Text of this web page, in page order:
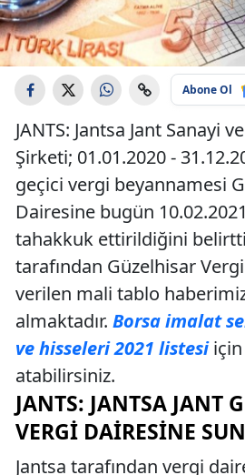
Abone Ol
JANTS: Jantsa Jant Sanayi
Şirketi; 01.01.2020 -
geçici vergi beyannamesi
Dairesine bugün
tahakkuk ettirildiğini
tarafından Güzelhisar
verilen mali tablo
almaktadır. Borsa imalat
ve hisseleri 2021 listesiiçin
atabilirsiniz.
JANTS: JANTSA JANT
VERGI DAIRESINE
Jantsa tarafından vergi